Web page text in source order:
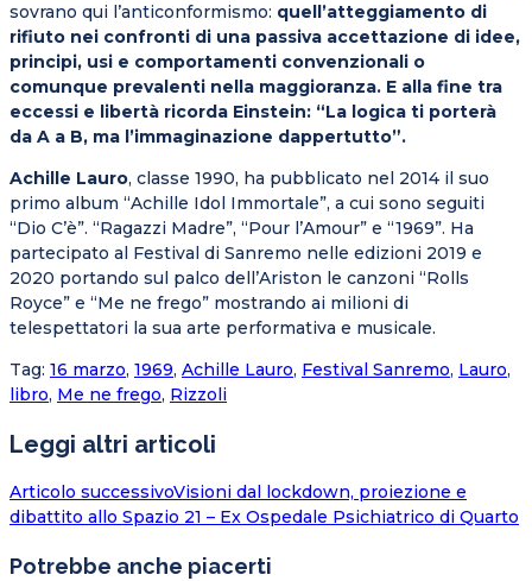
sovrano qui l’anticonformismo: quell’atteggiamento di
rifiuto nei confronti di una passiva accettazione di idee,
principi, usi e comportamenti convenzionali o
comunque prevalenti nella maggioranza. E alla fine tra
eccessi e libertà ricorda Einstein: “La logica ti porterà
da A a B, ma l’immaginazione dappertutto”.
Achille Lauro, classe 1990, ha pubblicato nel 2014 il suo
primo album “Achille Idol Immortale”, a cui sono seguiti
“Dio C’è”. “Ragazzi Madre”, “Pour l’Amour” e “1969”. Ha
partecipato al Festival di Sanremo nelle edizioni 2019 e
2020 portando sul palco dell’Ariston le canzoni “Rolls
Royce” e “Me ne frego” mostrando ai milioni di
telespettatori la sua arte performativa e musicale.
Tag: 16 marzo, 1969, Achille Lauro, Festival Sanremo, Lauro,
libro, Me ne frego, Rizzoli
Leggi altri articoli
Articolo successivoVisioni dal lockdown, proiezione e
dibattito allo Spazio 21 – Ex Ospedale Psichiatrico di Quarto
Potrebbe anche piacerti